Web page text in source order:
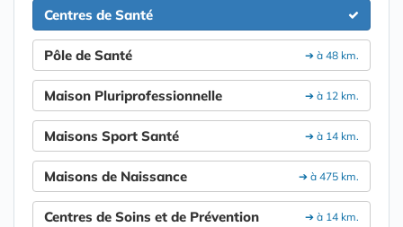
Centres de Santé
➔ à 48 km.
Pôle de Santé
➔ à 12 km.
Maison Pluriprofessionnelle
➔ à 14 km.
Maisons Sport Santé
➔ à 475 km.
Maisons de Naissance
➔ à 14 km.
Centres de Soins et de Prévention